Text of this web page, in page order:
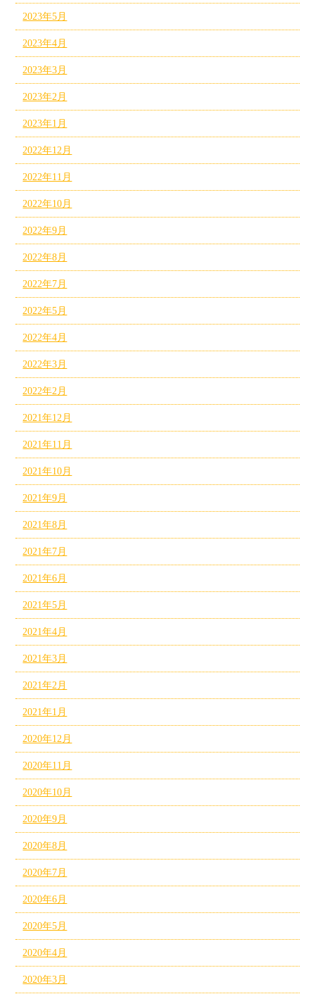
2023年5月
2023年4月
2023年3月
2023年2月
2023年1月
2022年12月
2022年11月
2022年10月
2022年9月
2022年8月
2022年7月
2022年5月
2022年4月
2022年3月
2022年2月
2021年12月
2021年11月
2021年10月
2021年9月
2021年8月
2021年7月
2021年6月
2021年5月
2021年4月
2021年3月
2021年2月
2021年1月
2020年12月
2020年11月
2020年10月
2020年9月
2020年8月
2020年7月
2020年6月
2020年5月
2020年4月
2020年3月